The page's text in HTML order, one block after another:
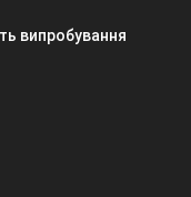
випробування